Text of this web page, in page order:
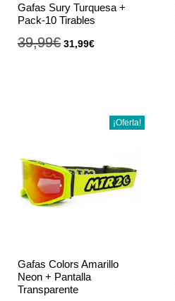
Gafas Sury Turquesa +
Pack-10 Tirables
39,99€ 31,99€
¡Oferta!
Gafas Colors Amarillo
Neon + Pantalla
Transparente